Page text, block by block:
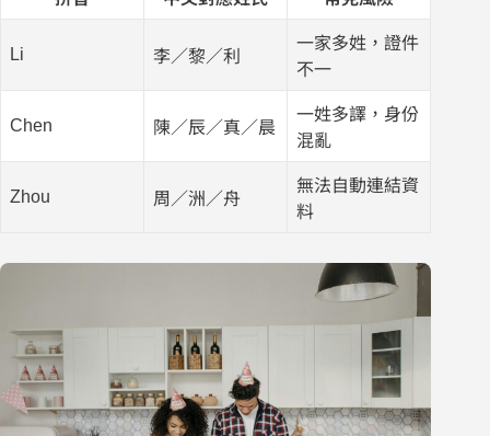
Li 李／黎／利
一家多姓，證件
不一
Chen 陳／辰／真／晨
一姓多譯，身份
混亂
Zhou 周／洲／舟
無法自動連結資
料